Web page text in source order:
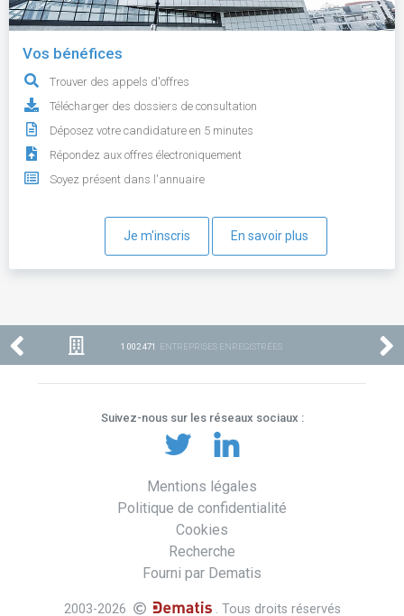
Vos bénéfices
Trouver des appels d'offres
Télécharger des dossiers de consultation
Déposez votre candidature en 5 minutes
Répondez aux offres électroniquement
Soyez présent dans l'annuaire
Je m'inscris En savoir plus
1 002 471 ENTREPRISES ENREGISTRÉES
Suivez-nous sur les réseaux sociaux :
Mentions légales
Politique de confidentialité
Cookies
Recherche
Fourni par Dematis
2003-2026 . Tous droits réservés